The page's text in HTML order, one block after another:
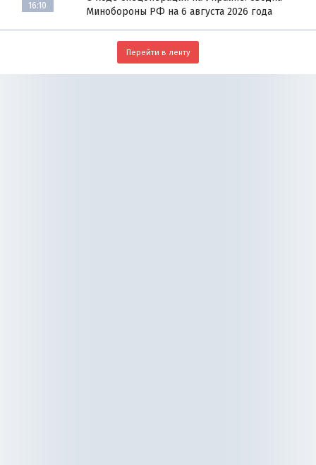
16:10
Минобороны РФ на 6 августа 2026 года
Перейти в ленту